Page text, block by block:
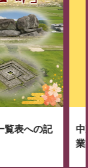
覧表への記
中
業